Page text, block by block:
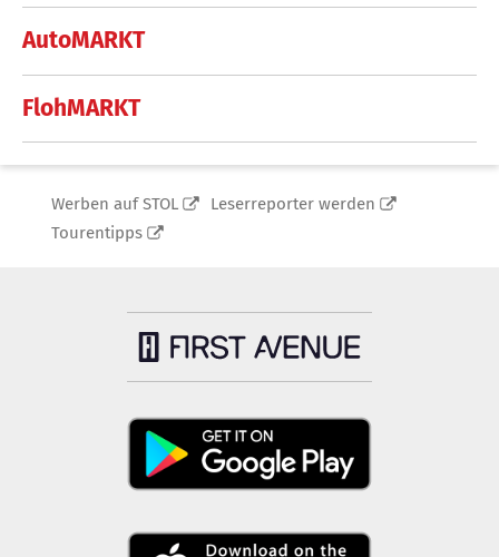
AutoMARKT
FlohMARKT
Werben auf STOL
Leserreporter werden
Tourentipps